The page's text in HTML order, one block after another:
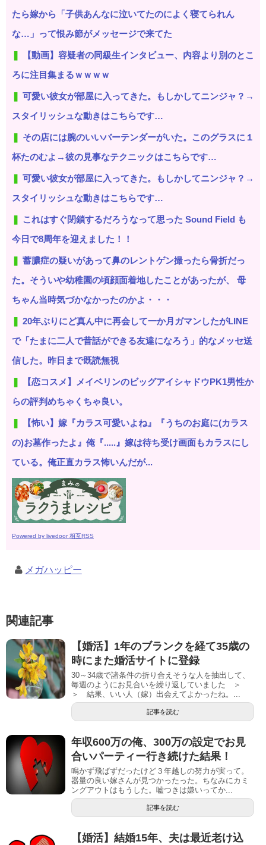
たら嫁から「子供あんなに泣いてたのによく寝てられん
な…」って恨み節がメッセージで来てた
【動画】容疑者の同級生インタビュー、内容より別のとこ
ろに注目集まるｗｗｗｗ
可愛い彼女が部屋に入ってきた。もしかしてニンジャ？→
スタイリッシュな動きはこちらです…
その店には腕のいいバーテンダーがいた。このグラスに１
杯たのむよ→彼の見事なテクニックはこちらです…
可愛い彼女が部屋に入ってきた。もしかしてニンジャ？→
スタイリッシュな動きはこちらです…
これはすぐ閉鎖するだろうなって思った Sound Field も
今日で8周年を迎えました！！
蓄膿症の疑いがあって鼻のレントゲン撮ったら骨折だっ
た。そういや幼稚園の頃顔面着地したことがあったが、 母
ちゃん当時気づかなかったのかよ・・・
20年ぶりにど真ん中に再会して一か月ガマンしたがLINE
で「たまに二人で昔話ができる友達になろう」的なメッセ送
信した。昨日まで既読無視
【恋コスメ】メイベリンのビッグアイシャドウPK1男性か
らの評判めちゃくちゃ良い。
【怖い】嫁『カラス可愛いよね』『うちのお庭に(カラス
の)お墓作ったよ』俺『.....』嫁は待ち受け画面もカラスにし
ている。俺正直カラス怖いんだが...
Powered by livedoor 相互RSS
メガハッピー
関連記事
【婚活】1年のブランクを経て35歳の
時にまた婚活サイトに登録
30～34歳で諸条件の折り合えそうな人を抽出して、
毎週のようにお見合いを繰り返していました ＞
＞ 結果、いい人（嫁）出会えてよかったね。...
記事を読む
年収600万の俺、300万の設定でお見
合いパーティー行き続けた結果！
鳴かず飛ばずだったけど３年越しの努力が実って。
器量の良い嫁さんが見つかったった。ちなみにカミ
ングアウトはもうした。嘘つきは嫌いってか...
記事を読む
【婚活】結婚15年、夫は最近老け込